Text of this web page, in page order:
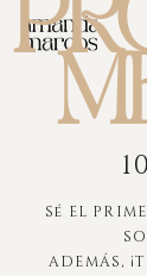
Sé EL
ADEMÁS,